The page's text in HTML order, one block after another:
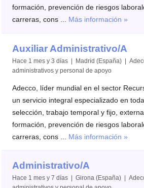
formación, prevención de riesgos
carreras, cons ... Más información »
Auxiliar Administrativo/A
Hace 1 mes y 3 días | Madrid (España) |
administrativos y personal de apoyo
Adecco, líder mundial en el sector
un servicio integral especializado en
selección, trabajo temporal y fijo,
formación, prevención de riesgos
carreras, cons ... Más información »
Administrativo/A
Hace 1 mes y 7 días | Girona (España) |